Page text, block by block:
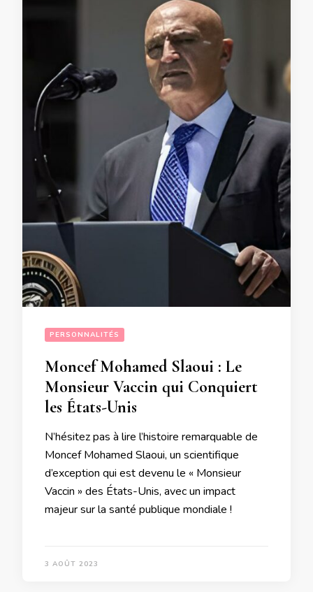
PERSONNALITÉS
Moncef Mohamed Slaoui : Le
Monsieur Vaccin qui Conquiert
les États-Unis
N’hésitez pas à lire l’histoire remarquable de
Moncef Mohamed Slaoui, un scientifique
d’exception qui est devenu le « Monsieur
Vaccin » des États-Unis, avec un impact
majeur sur la santé publique mondiale !
3 AOÛT 2023